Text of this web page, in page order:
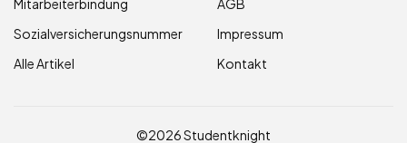
Mitarbeiterbindung
Sozialversicherungsnummer
Alle Artikel
AGB
Impressum
Kontakt
©2026 Studentknight